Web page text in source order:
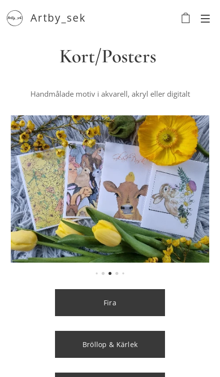
Artby_sek
Kort/Posters
Handmålade motiv i akvarell, akryl eller digitalt
Fira
Bröllop & Kärlek